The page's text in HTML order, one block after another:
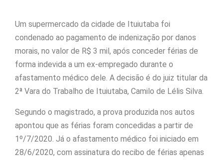
Um supermercado da cidade de Ituiutaba foi
condenado ao pagamento de indenização por danos
morais, no valor de R$ 3 mil, após conceder férias de
forma indevida a um ex-empregado durante o
afastamento médico dele. A decisão é do juiz titular da
2ª Vara do Trabalho de Ituiutaba, Camilo de Lélis Silva.
Segundo o magistrado, a prova produzida nos autos
apontou que as férias foram concedidas a partir de
1º/7/2020. Já o afastamento médico foi iniciado em
28/6/2020, com assinatura do recibo de férias apenas